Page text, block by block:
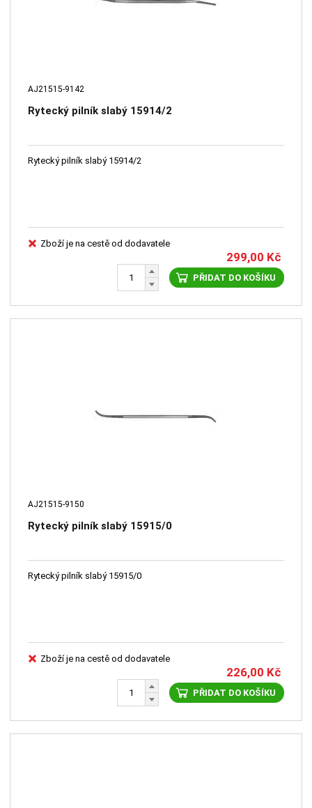
AJ21515-9142
Rytecký pilník slabý 15914/2
Rytecký pilník slabý 15914/2
Zboží je na cestě od dodavatele
299,00 Kč
PŘIDAT DO KOŠÍKU
AJ21515-9150
Rytecký pilník slabý 15915/0
Rytecký pilník slabý 15915/0
Zboží je na cestě od dodavatele
226,00 Kč
PŘIDAT DO KOŠÍKU